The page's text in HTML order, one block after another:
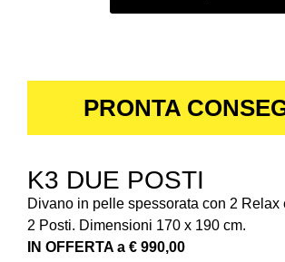
PRONTA
K3 DUE POSTI
Divano in pelle spessorata con 2 Relax
2 Posti. Dimensioni 170 x 190 cm.
IN OFFERTA a € 990,00